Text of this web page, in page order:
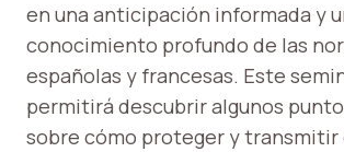
en una anticipación informada y
conocimiento profundo de las
españolas y francesas. Este
permitirá descubrir algunos
sobre cómo proteger y